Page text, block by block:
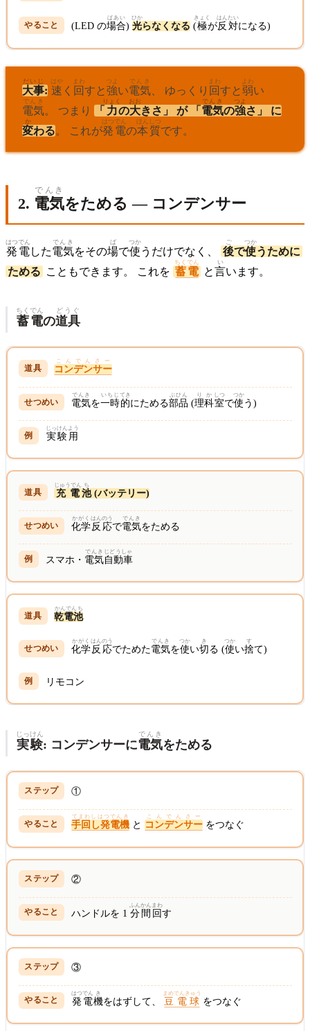
(LED の場合
ばあい
)光
ひか
らなくなる (極
きょく
が反対
はんたい
になる)
大事
だいじ
: 速
はや
く 回
まわ
すと強
つよ
い電気
でんき
、 ゆっくり 回
まわ
すと弱
よわ
い
電気
でんき
。 つまり 「 力
りょく
の大
おお
きさ」 が 「 電気
でんき
の強
つよ
さ」 に
変
か
わる。 これが発電
はつでん
の本質
ほんしつ
です。
2. 電気
でんき
をためる — コンデンサー
発電
はつでん
した電気
でんき
をその場
ば
で使
つか
うだけでなく、 後
ご
で使
つか
うために
ためる こともできます。 これを 蓄電
ちくでん
と言
い
います。
蓄電
ちくでん
の道具
どうぐ
コンデンサー
こんでんさー
電気
でんき
を一時
いちじ
的
てき
にためる部品
ぶひん
(理科
りか
室
しつ
で使
つか
う)
実験
じっけん
用
よう
充電
じゅうでん
池
ち
(バッテリー)
化学
かがく
反応
はんのう
で電気
でんき
をためる
スマホ・ 電気
でんき
自動車
じどうしゃ
乾電池
かんでんち
化学
かがく
反応
はんのう
でためた電気
でんき
を使
つか
い切
き
る (使
つか
い捨
す
て)
リモコン
実
じっ
験
けん
: コンデンサーに電気
でんき
をためる
①
手回し発電機
てまわしはつでんき
と コンデンサー
こんでんさー
をつなぐ
②
ハンドルを 1分間
ふんかん
回
まわ
す
③
発電
はつでん
機
き
をはずして、 豆電球
まめでんきゅう
をつなぐ